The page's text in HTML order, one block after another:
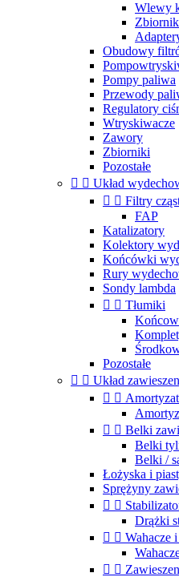
Wlewy
Obudowy
Pompy paliwa
Przewody
Regulatory
Wtryskiwacze
Zawory
Zbiorniki
Pozostałe
  Układ
  Filtry
FAP
Katalizatory
Kolektory
Końcówki
Rury
Sondy lambda
  Tłumiki
Pozostałe
  Układ
 
  Belki
Belki
Belki /
Łożyska i
Sprężyny
 
Drążki
  Wahacze
 